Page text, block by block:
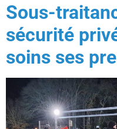
Sous-
sécurité
soins ses